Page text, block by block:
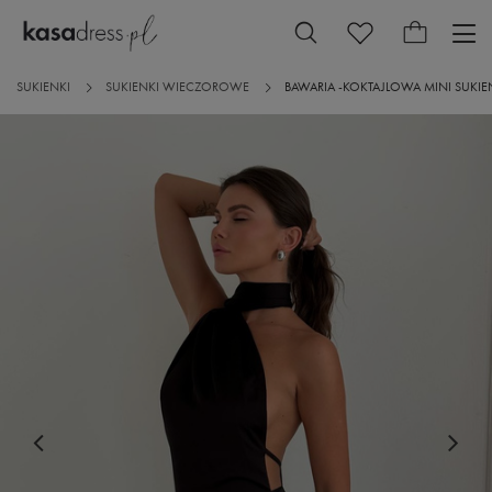
SUKIENKI SUKIENKI WIECZOROWE BAWARIA -KOKTAJLOWA MINI